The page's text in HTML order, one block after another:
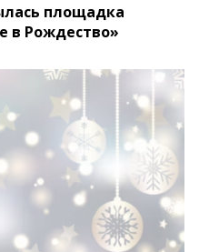
площадка
в Рождество»